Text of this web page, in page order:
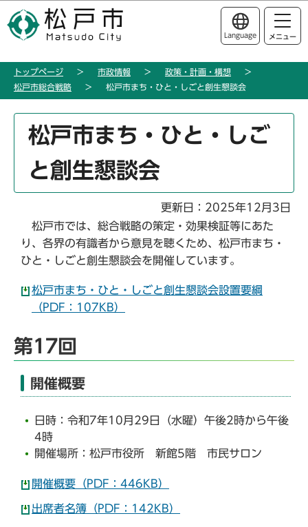
の
ー
このページの本文へ移動
Language メニュー
トップページ 市政情報
政策・計画・構想
松戸市総合戦略
松戸市まち・ひと・しごと創生懇談会
か
松戸市まち・ひと・しご
と創生懇談会
更新日：2025年12月3日
松戸市では、総合戦略の策定・効果検証等にあた
り、各界の有識者から意見を聴くため、松戸市まち・
ひと・しごと創生懇談会を開催しています。
松戸市まち・ひと・しごと創生懇談会設置要綱
（PDF：107KB）
第17回
開催概要
日時：令和7年10月29日（水曜）午後2時から午後
4時
開催場所：松戸市役所 新館5階 市民サロン
開催概要（PDF：446KB）
出席者名簿（PDF：142KB）